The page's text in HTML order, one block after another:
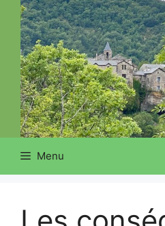
Menu